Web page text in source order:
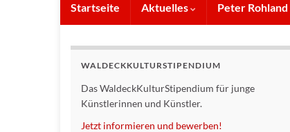
Startseite Aktuelles Peter Rohland
WALDECKKULTURSTIPENDIUM
Das WaldeckKulturStipendium für junge
Künstlerinnen und Künstler.
Jetzt informieren und bewerben!